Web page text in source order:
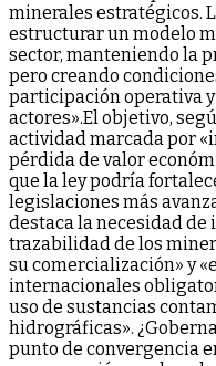
minerales estratégicos.
estructurar un modelo
sector, manteniendo la
pero creando
participación operativa
actores».El objetivo,
actividad marcada por
pérdida de valor
que la ley podría
legislaciones más
destaca la necesidad
trazabilidad de los
su comercialización» y
internacionales
uso de sustancias
hidrográficas».
punto de convergencia